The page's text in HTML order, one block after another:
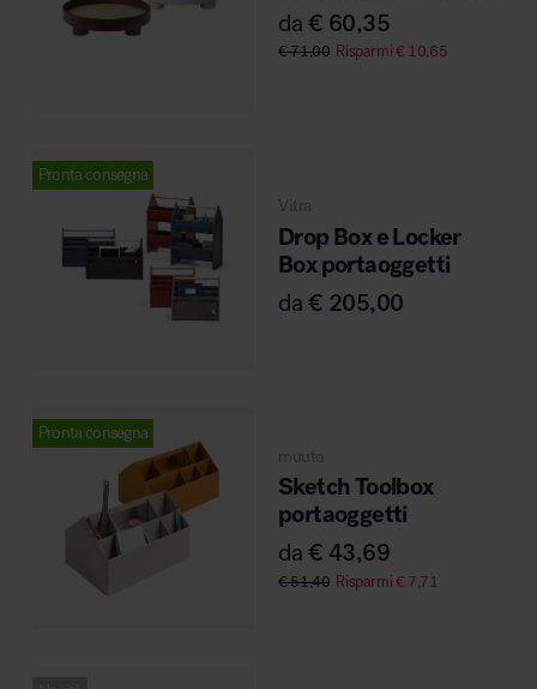
Area outdoor
da€ 60,35
€71,00 Risparmi € 10,65
Pronta consegna
Vitra
Drop Box e Locker
Box portaoggetti
da€ 205,00
Pronta consegna
muuto
Sketch Toolbox
portaoggetti
da€ 43,69
€51,40 Risparmi € 7,71